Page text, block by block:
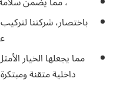
باختصار، شركتنا
مما يجعلها الخيار
داخلية متقنة